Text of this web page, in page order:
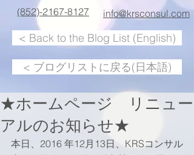
info@krsconsul.com
(852)-2167-8127
< Back to the Blog List (English)
< ブログリストに戻る(日本語)
★ホームページ リニュー
アルのお知らせ★
本日、2016 年12月13日、KRSコンサル